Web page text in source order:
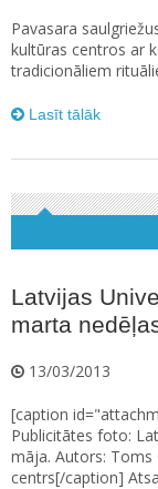
Pavasara
kultūras centros ar
tradicionāliem
Lasīt tālāk
Latvijas
marta
13/03/2013
[caption
Publicitātes foto:
māja. Autors: Toms
centrs[/caption]